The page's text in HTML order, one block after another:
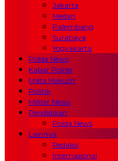
Jakarta
Medan
Palembang
Surabaya
Yogyakarta
Polda News
Kabar Polres
Mata Hukum
Politik
Militer News
Pendidikan
Polda News
Lainnya
Redaksi
Internasional